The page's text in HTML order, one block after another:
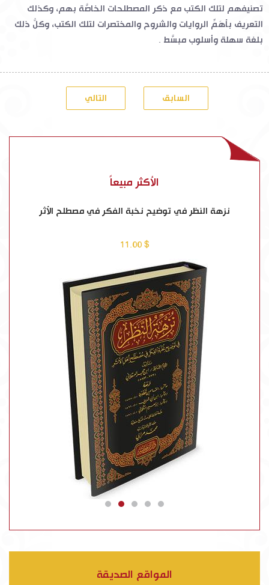
تصنيفهم لتلك الكتب مع ذكر المصطلحات الخاصَّة بهم، وكذلك
التعريف بأهَمِّ الروايات والشروح والمختصرات لتلك الكتب، وكلُّ ذلك
بلغة سهلة وأسلوب مبسَّط .
التالي السابق
الأكثر مبيعاً
نزهة النظر في توضيح نخبة الفكر في مصطلح الأثر
$ 11.00
المواقع الصديقة